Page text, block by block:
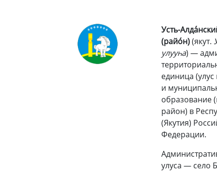
Усть-
(райо́н)(якут.
улууһа) —
единица
и
образование
район) в
(Якутия)
Федерации.
улуса — село